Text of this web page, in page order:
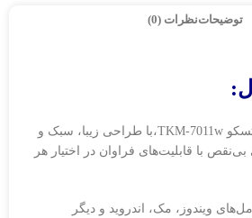
توضیحاتنظرات (0)
کیبورد و موس بی سیم تسکو TKM-7011w،با طراحی زیبا، سبک و
با قابلیت‌های فراوان در اختیار هر
ویندوز، مک، اندروید و دیگر